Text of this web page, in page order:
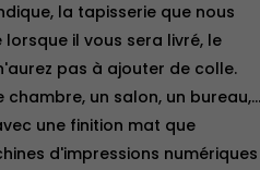
la tapisserie que nous
il vous sera livré, le
pas à ajouter de colle.
un salon, un bureau,...
une finition mat que
d'impressions numériques